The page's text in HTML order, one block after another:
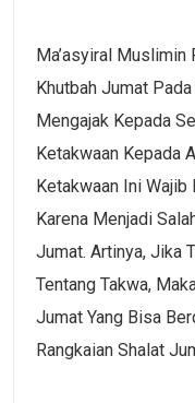
Ma’asyiral Muslimin
Khutbah Jumat
Mengajak Kepada
Ketakwaan Kepada
Ketakwaan Ini
Karena Menjadi
Jumat. Artinya, Jika
Tentang Takwa,
Jumat Yang Bisa
Rangkaian Shalat